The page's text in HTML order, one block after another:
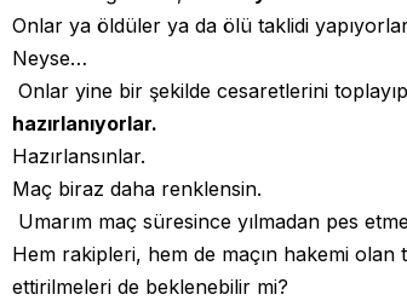
Onlar ya öldüler ya da ölü taklidi
Neyse…
Onlar yine bir şekilde cesaretlerini
hazırlanıyorlar.
Hazırlansınlar.
Maç biraz daha renklensin.
Umarım maç süresince yılmadan pes
Hem rakipleri, hem de maçın hakemi olan
ettirilmeleri de beklenebilir mi?